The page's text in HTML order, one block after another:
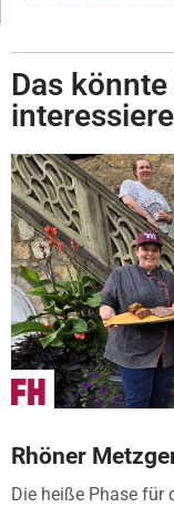
Das
Rhöner
Die heiße Phase für